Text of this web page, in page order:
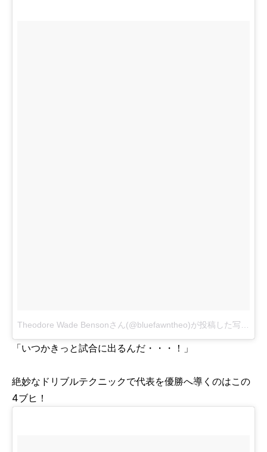
「いつかきっと試合に出るんだ・・・！」
絶妙なドリブルテクニックで代表を優勝へ導くのはこの
4ブヒ！